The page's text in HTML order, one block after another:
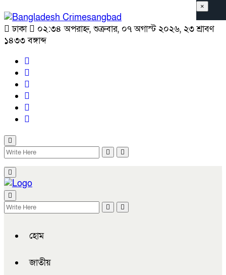
ঢাকা
০২:৩৪ অপরাহ্ন, শুক্রবার, ০৭ অগাস্ট ২০২৬, ২৩ শ্রাবণ
১৪৩৩ বঙ্গাব্দ
হোম
জাতীয়
×